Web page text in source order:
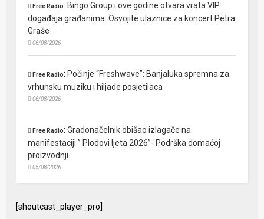
Free Radio: Bingo Group i ove godine otvara vrata VIP
događaja građanima: Osvojite ulaznice za koncert Petra
Graše
06/08/2026
Free Radio: Počinje “Freshwave”: Banjaluka spremna za
vrhunsku muziku i hiljade posjetilaca
06/08/2026
Free Radio:Gradonačelnik obišao izlagače na
manifestaciji ” Plodovi ljeta 2026”- Podrška domaćoj
proizvodnji
05/08/2026
[shoutcast_player_pro]